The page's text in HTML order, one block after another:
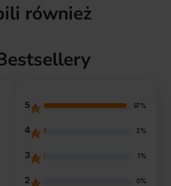
również
5 97%
4 2%
3 1%
2 0%